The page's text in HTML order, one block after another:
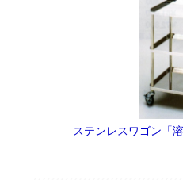
ステンレスワゴン「